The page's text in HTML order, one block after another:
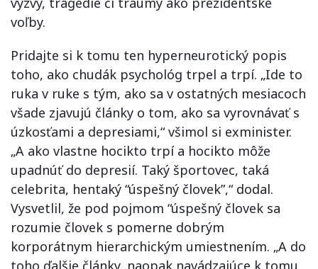
voľby.
Pridajte si k tomu ten hyperneurotický popis
toho, ako chudák psychológ trpel a trpí. „Ide to
ruka v ruke s tým, ako sa v ostatných mesiacoch
všade zjavujú články o tom, ako sa vyrovnávať s
úzkosťami a depresiami,“ všimol si exminister.
„A ako vlastne hocikto trpí a hocikto môže
upadnúť do depresií. Taký športovec, taká
celebrita, hentaký “úspešný človek”,“ dodal.
Vysvetlil, že pod pojmom “úspešný človek sa
rozumie človek s pomerne dobrým
korporátnym hierarchickým umiestnením. „A do
toho ďalšie články, naopak navádzajúce k tomu,